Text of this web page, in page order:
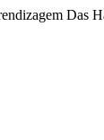
Das